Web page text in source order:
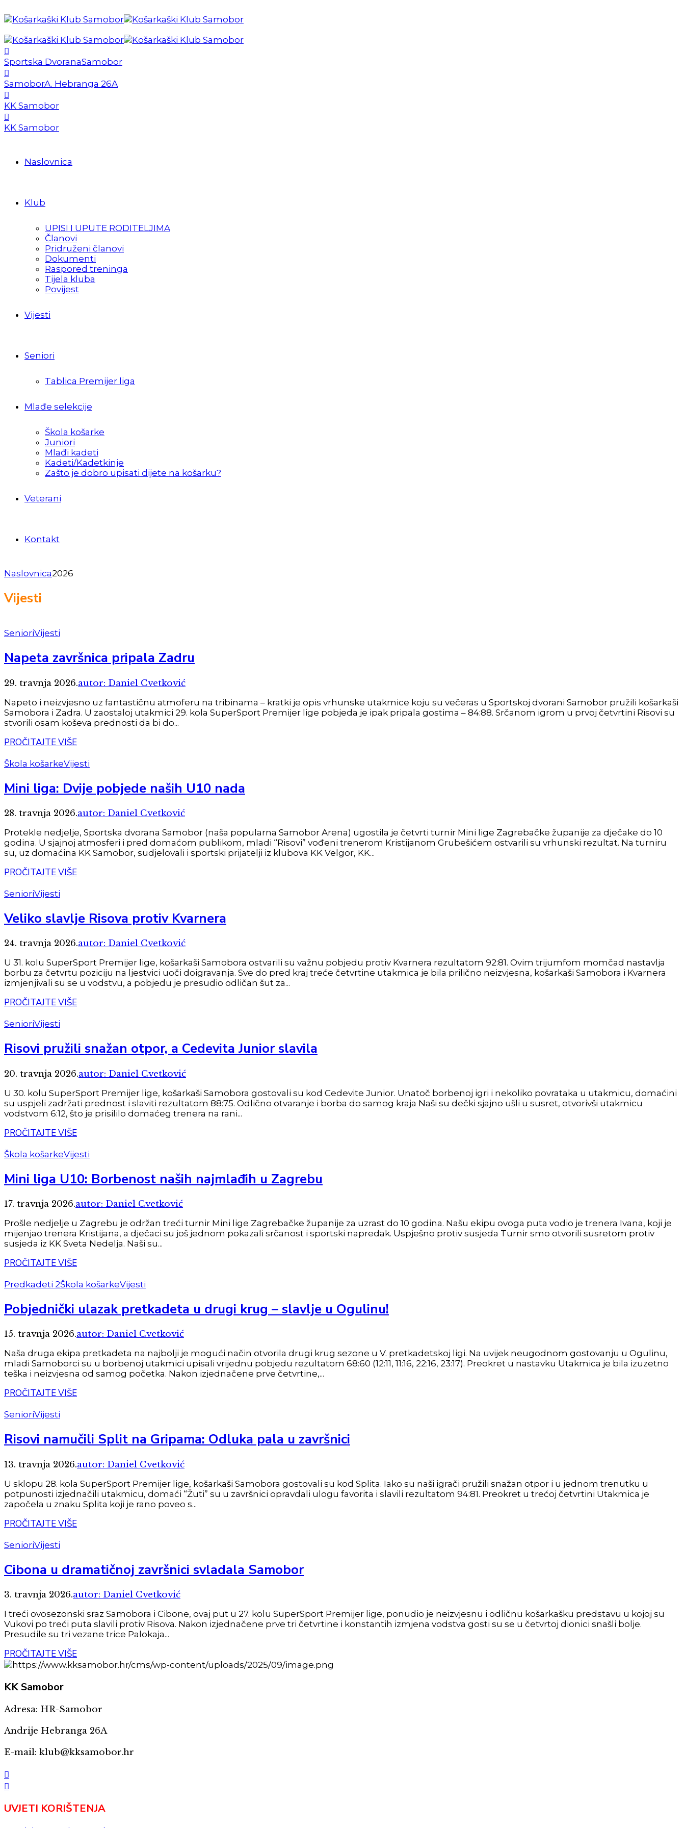
Sportska DvoranaSamobor
SamoborA. Hebranga 26A
KK Samobor
KK Samobor
Naslovnica
Klub
UPISI I UPUTE RODITELJIMA
Članovi
Pridruženi članovi
Dokumenti
Raspored treninga
Tijela kluba
Povijest
Vijesti
Seniori
Tablica Premijer liga
Mlađe selekcije
Škola košarke
Juniori
Mlađi kadeti
Kadeti/Kadetkinje
Zašto je dobro upisati dijete na košarku?
Veterani
Kontakt
Naslovnica2026
Vijesti
SenioriVijesti
Napeta završnica pripala Zadru
29. travnja 2026.autor: Daniel Cvetković
Napeto i neizvjesno uz fantastičnu atmoferu na tribinama – kratki je opis vrhunske utakmice koju su večeras u Sportskoj dvorani Samobor pružili košarkaši
Samobora i Zadra. U zaostaloj utakmici 29. kola SuperSport Premijer lige pobjeda je ipak pripala gostima – 84:88. Srčanom igrom u prvoj četvrtini Risovi su
stvorili osam koševa prednosti da bi do...
PROČITAJTE VIŠE
Škola košarkeVijesti
Mini liga: Dvije pobjede naših U10 nada
28. travnja 2026.autor: Daniel Cvetković
Protekle nedjelje, Sportska dvorana Samobor (naša popularna Samobor Arena) ugostila je četvrti turnir Mini lige Zagrebačke županije za dječake do 10
godina. U sjajnoj atmosferi i pred domaćom publikom, mladi “Risovi” vođeni trenerom Kristijanom Grubešićem ostvarili su vrhunski rezultat. Na turniru
su, uz domaćina KK Samobor, sudjelovali i sportski prijatelji iz klubova KK Velgor, KK...
PROČITAJTE VIŠE
SenioriVijesti
Veliko slavlje Risova protiv Kvarnera
24. travnja 2026.autor: Daniel Cvetković
U 31. kolu SuperSport Premijer lige, košarkaši Samobora ostvarili su važnu pobjedu protiv Kvarnera rezultatom 92:81. Ovim trijumfom momčad nastavlja
borbu za četvrtu poziciju na ljestvici uoči doigravanja. Sve do pred kraj treće četvrtine utakmica je bila prilično neizvjesna, košarkaši Samobora i Kvarnera
izmjenjivali su se u vodstvu, a pobjedu je presudio odličan šut za...
PROČITAJTE VIŠE
SenioriVijesti
Risovi pružili snažan otpor, a Cedevita Junior slavila
20. travnja 2026.autor: Daniel Cvetković
U 30. kolu SuperSport Premijer lige, košarkaši Samobora gostovali su kod Cedevite Junior. Unatoč borbenoj igri i nekoliko povrataka u utakmicu, domaćini
su uspjeli zadržati prednost i slaviti rezultatom 88:75. Odlično otvaranje i borba do samog kraja Naši su dečki sjajno ušli u susret, otvorivši utakmicu
vodstvom 6:12, što je prisililo domaćeg trenera na rani...
PROČITAJTE VIŠE
Škola košarkeVijesti
Mini liga U10: Borbenost naših najmlađih u Zagrebu
17. travnja 2026.autor: Daniel Cvetković
Prošle nedjelje u Zagrebu je održan treći turnir Mini lige Zagrebačke županije za uzrast do 10 godina. Našu ekipu ovoga puta vodio je trenera Ivana, koji je
mijenjao trenera Kristijana, a dječaci su još jednom pokazali srčanost i sportski napredak. Uspješno protiv susjeda Turnir smo otvorili susretom protiv
susjeda iz KK Sveta Nedelja. Naši su...
PROČITAJTE VIŠE
Predkadeti 2Škola košarkeVijesti
Pobjednički ulazak pretkadeta u drugi krug – slavlje u Ogulinu!
15. travnja 2026.autor: Daniel Cvetković
Naša druga ekipa pretkadeta na najbolji je mogući način otvorila drugi krug sezone u V. pretkadetskoj ligi. Na uvijek neugodnom gostovanju u Ogulinu,
mladi Samoborci su u borbenoj utakmici upisali vrijednu pobjedu rezultatom 68:60 (12:11, 11:16, 22:16, 23:17). Preokret u nastavku Utakmica je bila izuzetno
teška i neizvjesna od samog početka. Nakon izjednačene prve četvrtine,...
PROČITAJTE VIŠE
SenioriVijesti
Risovi namučili Split na Gripama: Odluka pala u završnici
13. travnja 2026.autor: Daniel Cvetković
U sklopu 28. kola SuperSport Premijer lige, košarkaši Samobora gostovali su kod Splita. Iako su naši igrači pružili snažan otpor i u jednom trenutku u
potpunosti izjednačili utakmicu, domaći “Žuti” su u završnici opravdali ulogu favorita i slavili rezultatom 94:81. Preokret u trećoj četvrtini Utakmica je
započela u znaku Splita koji je rano poveo s...
PROČITAJTE VIŠE
SenioriVijesti
Cibona u dramatičnoj završnici svladala Samobor
3. travnja 2026.autor: Daniel Cvetković
I treći ovosezonski sraz Samobora i Cibone, ovaj put u 27. kolu SuperSport Premijer lige, ponudio je neizvjesnu i odličnu košarkašku predstavu u kojoj su
Vukovi po treći puta slavili protiv Risova. Nakon izjednačene prve tri četvrtine i konstantih izmjena vodstva gosti su se u četvrtoj dionici snašli bolje.
Presudile su tri vezane trice Palokaja...
PROČITAJTE VIŠE
KKSamobor
Adresa: HR-Samobor
Andrije Hebranga 26A
E-mail: klub@kksamobor.hr
UVJETI KORIŠTENJA